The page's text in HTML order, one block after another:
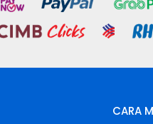
CARA